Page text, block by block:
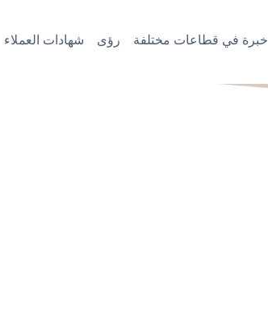
خبرة في قطاعات مختلفة رؤى شهادات العملاء